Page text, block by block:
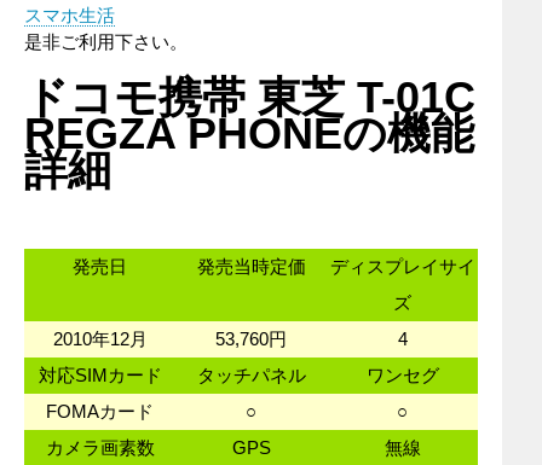
スマホ生活
是非ご利用下さい。
ドコモ携帯 東芝 T-01C
REGZA PHONEの機能
詳細
発売日 発売当時定価
ディスプレイサイ
ズ
2010年12月
53,760円
4
対応SIMカード
タッチパネル
ワンセグ
FOMAカード
○
○
カメラ画素数
GPS
無線